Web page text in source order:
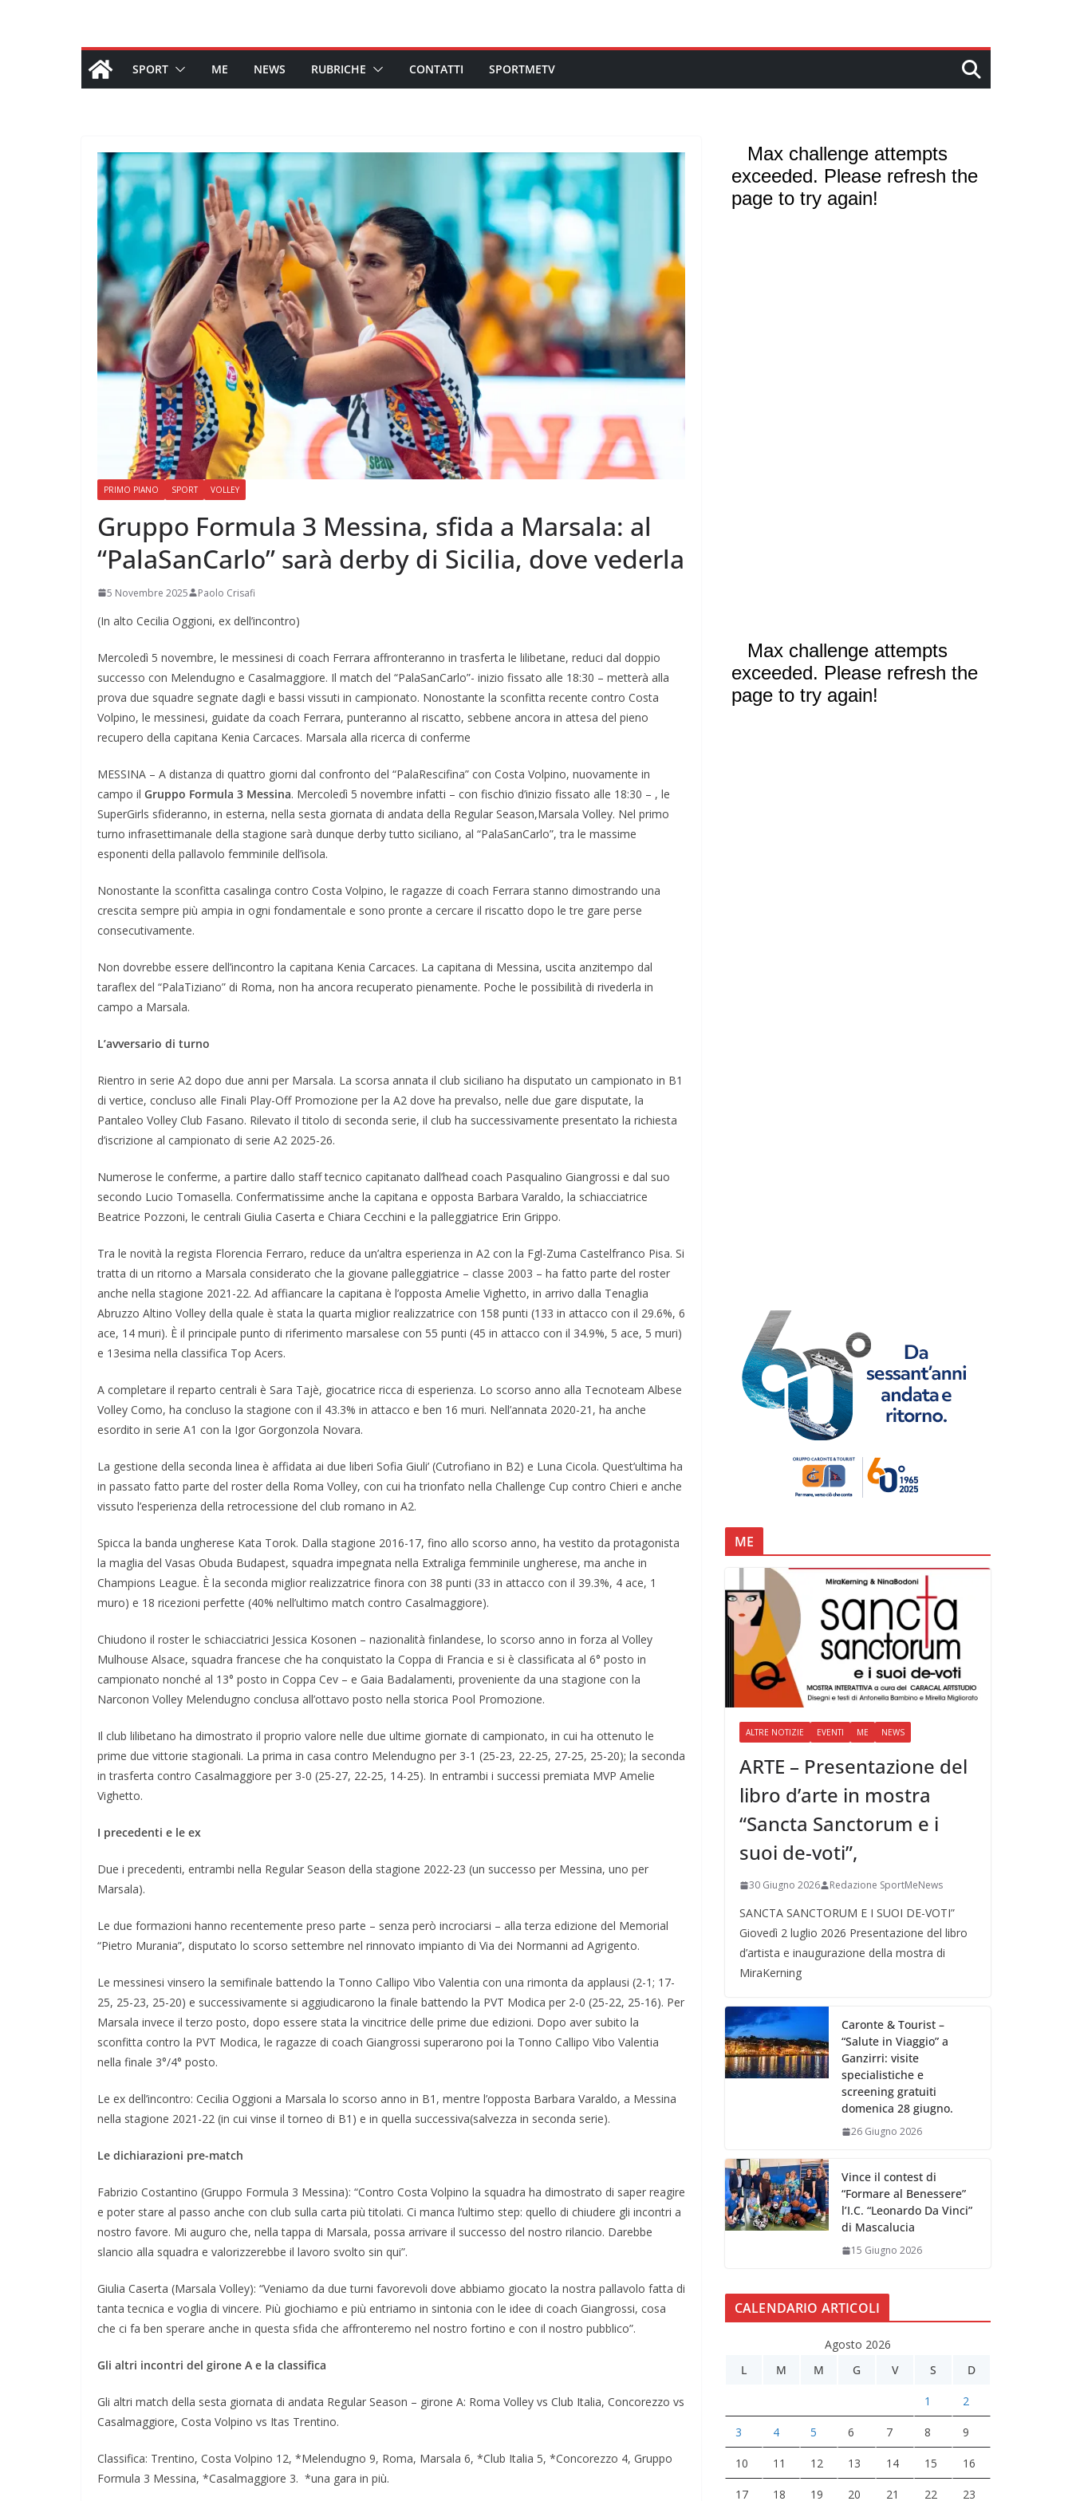
SPORT ME NEWS RUBRICHE CONTATTI SPORTMETV
PRIMO PIANO SPORT VOLLEY
Gruppo Formula 3 Messina, sfida a Marsala: al
“PalaSanCarlo” sarà derby di Sicilia, dove vederla
5 Novembre 2025 Paolo Crisafi
(In alto Cecilia Oggioni, ex dell’incontro)
Mercoledì 5 novembre, le messinesi di coach Ferrara affronteranno in trasferta le lilibetane, reduci dal doppio
successo con Melendugno e Casalmaggiore. Il match del “PalaSanCarlo”- inizio fissato alle 18:30 – metterà alla
prova due squadre segnate dagli e bassi vissuti in campionato. Nonostante la sconfitta recente contro Costa
Volpino, le messinesi, guidate da coach Ferrara, punteranno al riscatto, sebbene ancora in attesa del pieno
recupero della capitana Kenia Carcaces. Marsala alla ricerca di conferme
MESSINA – A distanza di quattro giorni dal confronto del “PalaRescifina” con Costa Volpino, nuovamente in
campo il Gruppo Formula 3 Messina. Mercoledì 5 novembre infatti – con fischio d’inizio fissato alle 18:30 – , le
SuperGirls sfideranno, in esterna, nella sesta giornata di andata della Regular Season,Marsala Volley. Nel primo
turno infrasettimanale della stagione sarà dunque derby tutto siciliano, al “PalaSanCarlo”, tra le massime
esponenti della pallavolo femminile dell’isola.
Nonostante la sconfitta casalinga contro Costa Volpino, le ragazze di coach Ferrara stanno dimostrando una
crescita sempre più ampia in ogni fondamentale e sono pronte a cercare il riscatto dopo le tre gare perse
consecutivamente.
Non dovrebbe essere dell’incontro la capitana Kenia Carcaces. La capitana di Messina, uscita anzitempo dal
taraflex del “PalaTiziano” di Roma, non ha ancora recuperato pienamente. Poche le possibilità di rivederla in
campo a Marsala.
L’avversario di turno
Rientro in serie A2 dopo due anni per Marsala. La scorsa annata il club siciliano ha disputato un campionato in B1
di vertice, concluso alle Finali Play-Off Promozione per la A2 dove ha prevalso, nelle due gare disputate, la
Pantaleo Volley Club Fasano. Rilevato il titolo di seconda serie, il club ha successivamente presentato la richiesta
d’iscrizione al campionato di serie A2 2025-26.
Numerose le conferme, a partire dallo staff tecnico capitanato dall’head coach Pasqualino Giangrossi e dal suo
secondo Lucio Tomasella. Confermatissime anche la capitana e opposta Barbara Varaldo, la schiacciatrice
Beatrice Pozzoni, le centrali Giulia Caserta e Chiara Cecchini e la palleggiatrice Erin Grippo.
Tra le novità la regista Florencia Ferraro, reduce da un’altra esperienza in A2 con la Fgl-Zuma Castelfranco Pisa. Si
tratta di un ritorno a Marsala considerato che la giovane palleggiatrice – classe 2003 – ha fatto parte del roster
anche nella stagione 2021-22. Ad affiancare la capitana è l’opposta Amelie Vighetto, in arrivo dalla Tenaglia
Abruzzo Altino Volley della quale è stata la quarta miglior realizzatrice con 158 punti (133 in attacco con il 29.6%, 6
ace, 14 muri). È il principale punto di riferimento marsalese con 55 punti (45 in attacco con il 34.9%, 5 ace, 5 muri)
e 13esima nella classifica Top Acers.
A completare il reparto centrali è Sara Tajè, giocatrice ricca di esperienza. Lo scorso anno alla Tecnoteam Albese
Volley Como, ha concluso la stagione con il 43.3% in attacco e ben 16 muri. Nell’annata 2020-21, ha anche
esordito in serie A1 con la Igor Gorgonzola Novara.
La gestione della seconda linea è affidata ai due liberi Sofia Giuli’ (Cutrofiano in B2) e Luna Cicola. Quest’ultima ha
in passato fatto parte del roster della Roma Volley, con cui ha trionfato nella Challenge Cup contro Chieri e anche
vissuto l’esperienza della retrocessione del club romano in A2.
Spicca la banda ungherese Kata Torok. Dalla stagione 2016-17, fino allo scorso anno, ha vestito da protagonista
la maglia del Vasas Obuda Budapest, squadra impegnata nella Extraliga femminile ungherese, ma anche in
Champions League. È la seconda miglior realizzatrice finora con 38 punti (33 in attacco con il 39.3%, 4 ace, 1
muro) e 18 ricezioni perfette (40% nell’ultimo match contro Casalmaggiore).
Chiudono il roster le schiacciatrici Jessica Kosonen – nazionalità finlandese, lo scorso anno in forza al Volley
Mulhouse Alsace, squadra francese che ha conquistato la Coppa di Francia e si è classificata al 6° posto in
campionato nonché al 13° posto in Coppa Cev – e Gaia Badalamenti, proveniente da una stagione con la
Narconon Volley Melendugno conclusa all’ottavo posto nella storica Pool Promozione.
Il club lilibetano ha dimostrato il proprio valore nelle due ultime giornate di campionato, in cui ha ottenuto le
prime due vittorie stagionali. La prima in casa contro Melendugno per 3-1 (25-23, 22-25, 27-25, 25-20); la seconda
in trasferta contro Casalmaggiore per 3-0 (25-27, 22-25, 14-25). In entrambi i successi premiata MVP Amelie
Vighetto.
I precedenti e le ex
Due i precedenti, entrambi nella Regular Season della stagione 2022-23 (un successo per Messina, uno per
Marsala).
Le due formazioni hanno recentemente preso parte – senza però incrociarsi – alla terza edizione del Memorial
“Pietro Murania”, disputato lo scorso settembre nel rinnovato impianto di Via dei Normanni ad Agrigento.
Le messinesi vinsero la semifinale battendo la Tonno Callipo Vibo Valentia con una rimonta da applausi (2-1; 17-
25, 25-23, 25-20) e successivamente si aggiudicarono la finale battendo la PVT Modica per 2-0 (25-22, 25-16). Per
Marsala invece il terzo posto, dopo essere stata la vincitrice delle prime due edizioni. Dopo aver subito la
sconfitta contro la PVT Modica, le ragazze di coach Giangrossi superarono poi la Tonno Callipo Vibo Valentia
nella finale 3°/4° posto.
Le ex dell’incontro: Cecilia Oggioni a Marsala lo scorso anno in B1, mentre l’opposta Barbara Varaldo, a Messina
nella stagione 2021-22 (in cui vinse il torneo di B1) e in quella successiva(salvezza in seconda serie).
Le dichiarazioni pre-match
Fabrizio Costantino (Gruppo Formula 3 Messina): “Contro Costa Volpino la squadra ha dimostrato di saper reagire
e poter stare al passo anche con club sulla carta più titolati. Ci manca l’ultimo step: quello di chiudere gli incontri a
nostro favore. Mi auguro che, nella tappa di Marsala, possa arrivare il successo del nostro rilancio. Darebbe
slancio alla squadra e valorizzerebbe il lavoro svolto sin qui”.
Giulia Caserta (Marsala Volley): “Veniamo da due turni favorevoli dove abbiamo giocato la nostra pallavolo fatta di
tanta tecnica e voglia di vincere. Più giochiamo e più entriamo in sintonia con le idee di coach Giangrossi, cosa
che ci fa ben sperare anche in questa sfida che affronteremo nel nostro fortino e con il nostro pubblico”.
Gli altri incontri del girone A e la classifica
Gli altri match della sesta giornata di andata Regular Season – girone A: Roma Volley vs Club Italia, Concorezzo vs
Casalmaggiore, Costa Volpino vs Itas Trentino.
Classifica: Trentino, Costa Volpino 12, *Melendugno 9, Roma, Marsala 6, *Club Italia 5, *Concorezzo 4, Gruppo
Formula 3 Messina, *Casalmaggiore 3. *una gara in più.
ME
ALTRE NOTIZIE EVENTI ME NEWS
ARTE – Presentazione del
libro d’arte in mostra
“Sancta Sanctorum e i
suoi de-voti”,
30 Giugno 2026 Redazione SportMeNews
SANCTA SANCTORUM E I SUOI DE-VOTI”
Giovedì 2 luglio 2026 Presentazione del libro
d’artista e inaugurazione della mostra di
MiraKerning
Caronte & Tourist –
“Salute in Viaggio” a
Ganzirri: visite
specialistiche e
screening gratuiti
domenica 28 giugno.
26 Giugno 2026
Vince il contest di
“Formare al Benessere”
l’I.C. “Leonardo Da Vinci”
di Mascalucia
15 Giugno 2026
CALENDARIO ARTICOLI
Agosto 2026
L
M M G V S D
1 2
3 4 5 6 7 8 9
10 11 12 13 14 15 16
17 18 19 20 21 22 23